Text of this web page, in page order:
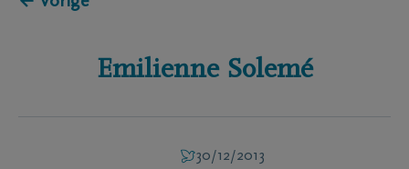
Emilienne Solemé
30/12/2013